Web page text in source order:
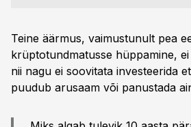
Teine äärmus, vaimustunult pea
krüptotundmatusse hüppamine,
nii nagu ei soovitata investeerida
puudub arusaam või panustada